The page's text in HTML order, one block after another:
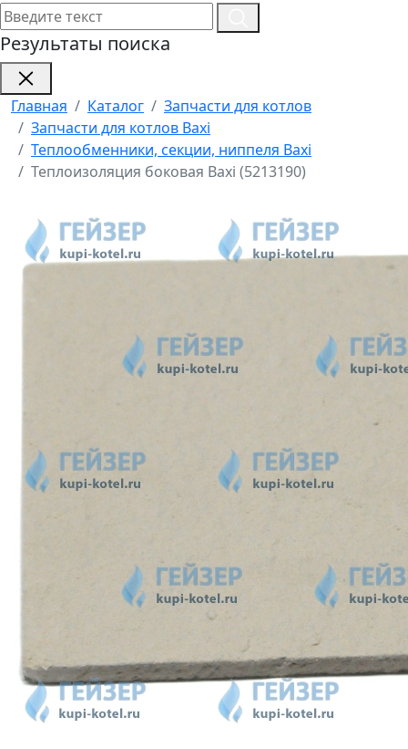
Результаты поиска
Главная Каталог
Запчасти для котлов
Запчасти для котлов Baxi
Теплообменники, секции, ниппеля Baxi
Теплоизоляция боковая Baxi (5213190)